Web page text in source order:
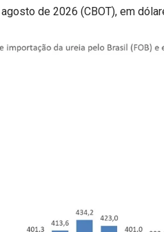
de 2026 (CBOT), em